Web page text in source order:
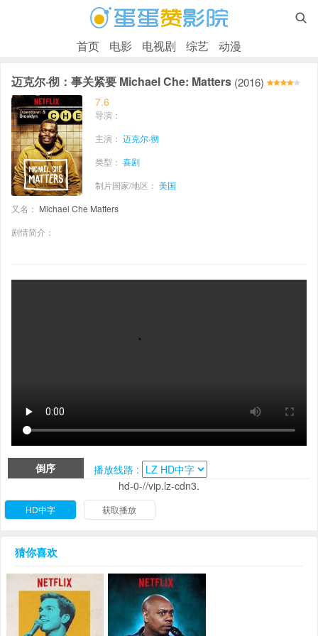

首页 电影 电视剧 综艺 动漫
迈克尔·彻：事关紧要 Michael Che: Matters (2016)
7.6
导演：
主演： 迈克尔·彻
类型： 喜剧
制片国家/地区： 美国
又名： Michael Che Matters
剧情简介：
倒序
播放线路 :
hd-0-//vip.lz-cdn3.
HD中字 获取播放
猜你喜欢